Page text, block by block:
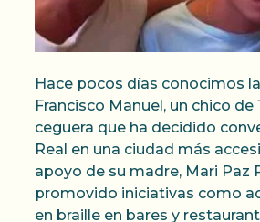
Hace pocos días conocimos
Francisco Manuel, un chico de
ceguera que ha decidido
Real en una ciudad más
apoyo de su madre, Mari Paz
promovido iniciativas como
en braille en bares y